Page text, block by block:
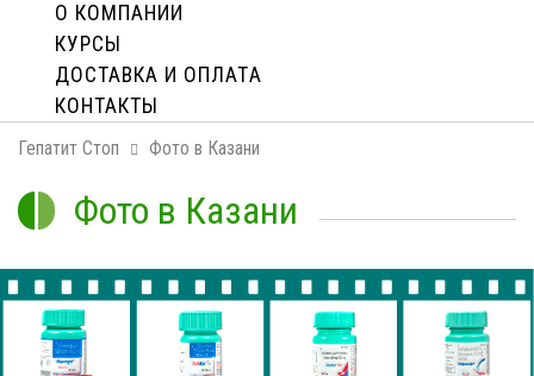
О КОМПАНИИ
КУРСЫ
ДОСТАВКА И ОПЛАТA
КОНТАКТЫ
Гепатит Стоп Фото в Казани
Фото в Казани